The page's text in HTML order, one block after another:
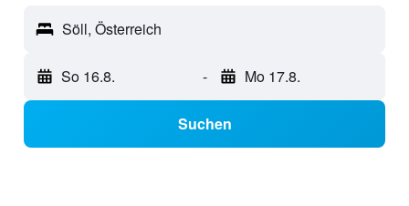
Söll, Österreich
So 16.8. - Mo 17.8.
Suchen